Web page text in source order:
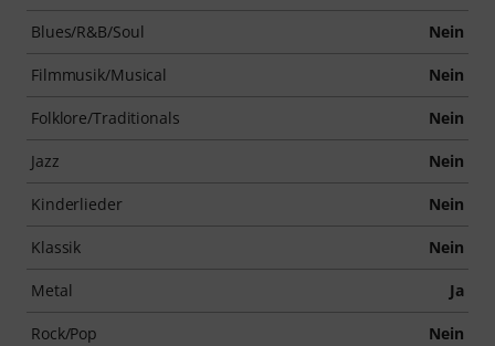
Blues/R&B/Soul Nein
Filmmusik/Musical Nein
Folklore/Traditionals Nein
Jazz Nein
Kinderlieder Nein
Klassik Nein
Metal Ja
Rock/Pop Nein